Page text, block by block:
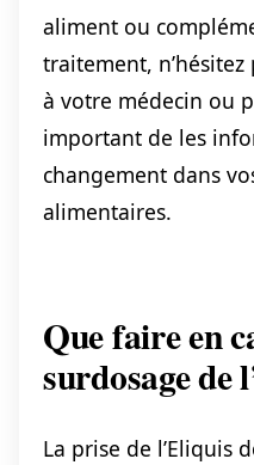
aliment ou
traitement,
à votre médecin ou
important de les
changement dans
alimentaires.
Que faire en
surdosage de
La prise de l’Eliquis